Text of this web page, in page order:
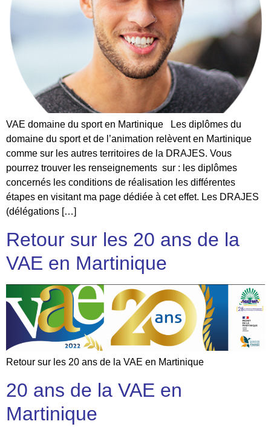
VAE domaine du sport en Martinique Les diplômes du
domaine du sport et de l’animation relèvent en Martinique
comme sur les autres territoires de la DRAJES. Vous
pourrez trouver les renseignements sur : les diplômes
concernés les conditions de réalisation les différentes
étapes en visitant ma page dédiée à cet effet. Les DRAJES
(délégations […]
Retour sur les 20 ans de la
VAE en Martinique
Retour sur les 20 ans de la VAE en Martinique
20 ans de la VAE en
Martinique